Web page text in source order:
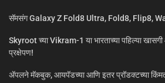
सॅमसंग Galaxy Z Fold8 Ultra, Fold8, Flip8,
Skyroot च्या Vikram-1 या भारताच्या पहिल्या
प्रक्षेपण!
ॲपलने मॅकबुक, आयपॅडच्या आणि इतर प्रॉडक्टच्या